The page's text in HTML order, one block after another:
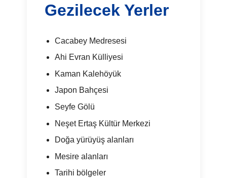
Gezilecek Yerler
Cacabey Medresesi
Ahi Evran Külliyesi
Kaman Kalehöyük
Japon Bahçesi
Seyfe Gölü
Neşet Ertaş Kültür Merkezi
Doğa yürüyüş alanları
Mesire alanları
Tarihi bölgeler